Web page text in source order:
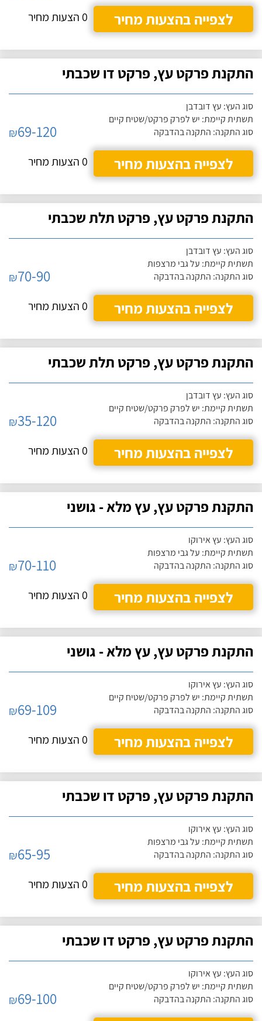
לצפייה בהצעות מחיר
0 הצעות מחיר
התקנת פרקט עץ, פרקט דו שכבתי
סוג העץ: עץ דובדבן
תשתית קיימת: יש לפרק פרקט/שטיח קיים
סוג התקנה: התקנה בהדבקה
₪69-120
לצפייה בהצעות מחיר
0 הצעות מחיר
התקנת פרקט עץ, פרקט תלת שכבתי
סוג העץ: עץ דובדבן
תשתית קיימת: על גבי מרצפות
סוג התקנה: התקנה בהדבקה
₪70-90
לצפייה בהצעות מחיר
0 הצעות מחיר
התקנת פרקט עץ, פרקט תלת שכבתי
סוג העץ: עץ דובדבן
תשתית קיימת: יש לפרק פרקט/שטיח קיים
סוג התקנה: התקנה בהדבקה
₪35-120
לצפייה בהצעות מחיר
0 הצעות מחיר
התקנת פרקט עץ, עץ מלא - גושני
סוג העץ: עץ אירוקו
תשתית קיימת: על גבי מרצפות
סוג התקנה: התקנה בהדבקה
₪70-110
לצפייה בהצעות מחיר
0 הצעות מחיר
התקנת פרקט עץ, עץ מלא - גושני
סוג העץ: עץ אירוקו
תשתית קיימת: יש לפרק פרקט/שטיח קיים
סוג התקנה: התקנה בהדבקה
₪69-109
לצפייה בהצעות מחיר
0 הצעות מחיר
התקנת פרקט עץ, פרקט דו שכבתי
סוג העץ: עץ אירוקו
תשתית קיימת: על גבי מרצפות
סוג התקנה: התקנה בהדבקה
₪65-95
לצפייה בהצעות מחיר
0 הצעות מחיר
התקנת פרקט עץ, פרקט דו שכבתי
סוג העץ: עץ אירוקו
תשתית קיימת: יש לפרק פרקט/שטיח קיים
סוג התקנה: התקנה בהדבקה
₪69-100